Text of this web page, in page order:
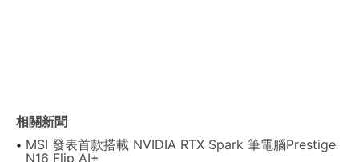
相關新聞
MSI 發表首款搭載 NVIDIA RTX Spark 筆電腦Prestige
N16 Flip AI+